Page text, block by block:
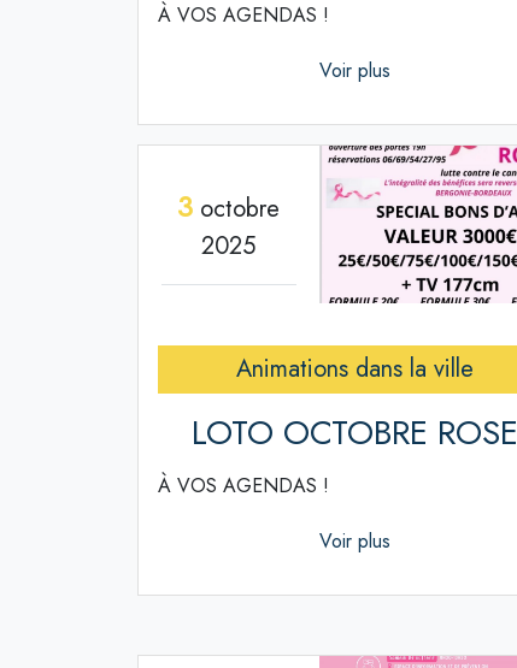
À VOS AGENDAS !
Voir plus
3 octobre
2025
Animations dans la ville
LOTO OCTOBRE ROSE
À VOS AGENDAS !
Voir plus